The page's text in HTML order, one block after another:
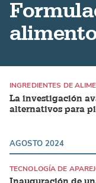
La investigación
alternativos para
INGREDIENTES DE
AGOSTO 2024
TECNOLOGÍA DE